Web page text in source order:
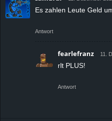
Es zahlen Leute Geld
Antwort
fearlefranz 11.
rlt PLUS!
Antwort